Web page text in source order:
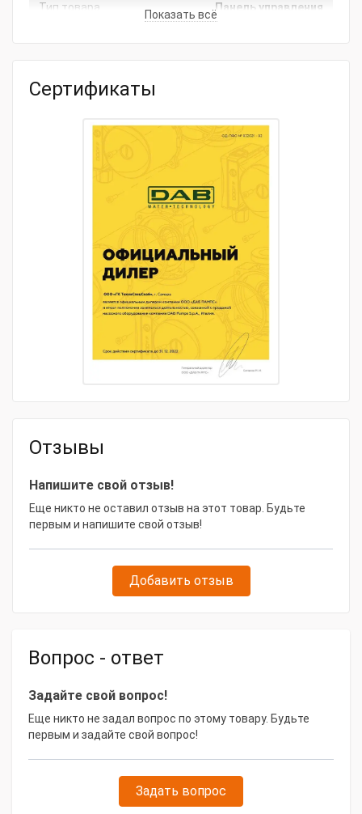
Тип товара Панель управления
Показать всё
Сертификаты
Отзывы
Напишите свой отзыв!
Еще никто не оставил отзыв на этот товар. Будьте
первым и напишите свой отзыв!
Добавить отзыв
Вопрос - ответ
Задайте свой вопрос!
Еще никто не задал вопрос по этому товару. Будьте
первым и задайте свой вопрос!
Задать вопрос